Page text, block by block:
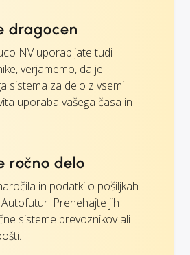
dragocen
NV uporabljate tudi
verjamemo, da je
sistema za delo z vsemi
uporaba vašega časa in
ročno delo
in podatki o pošiljkah
Prenehajte jih
sisteme prevoznikov ali